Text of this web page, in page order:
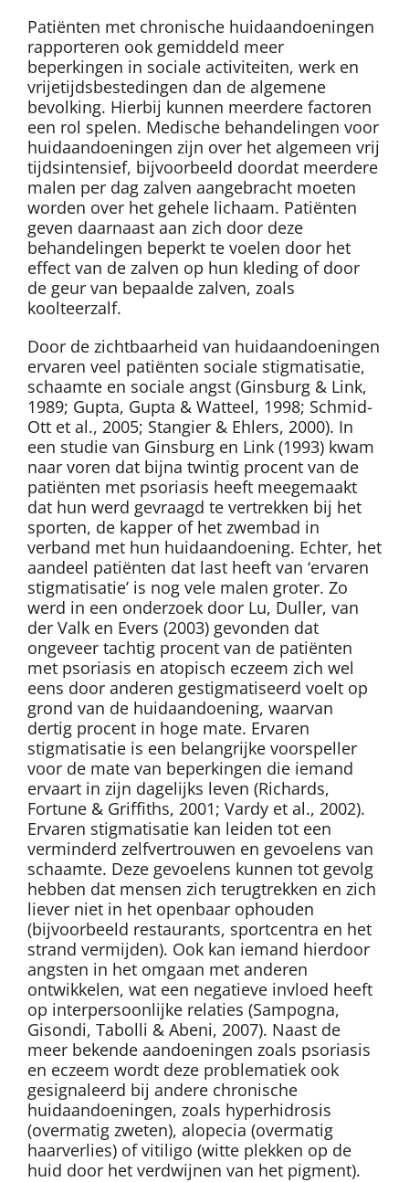
Patiënten met chronische huidaandoeningen
rapporteren ook gemiddeld meer
beperkingen in sociale activiteiten, werk en
vrijetijdsbestedingen dan de algemene
bevolking. Hierbij kunnen meerdere factoren
een rol spelen. Medische behandelingen voor
huidaandoeningen zijn over het algemeen vrij
tijdsintensief, bijvoorbeeld doordat meerdere
malen per dag zalven aangebracht moeten
worden over het gehele lichaam. Patiënten
geven daarnaast aan zich door deze
behandelingen beperkt te voelen door het
effect van de zalven op hun kleding of door
de geur van bepaalde zalven, zoals
koolteerzalf.
Door de zichtbaarheid van huidaandoeningen
ervaren veel patiënten sociale stigmatisatie,
schaamte en sociale angst (Ginsburg & Link,
1989; Gupta, Gupta & Watteel, 1998; Schmid-
Ott et al., 2005; Stangier & Ehlers, 2000). In
een studie van Ginsburg en Link (1993) kwam
naar voren dat bijna twintig procent van de
patiënten met psoriasis heeft meegemaakt
dat hun werd gevraagd te vertrekken bij het
sporten, de kapper of het zwembad in
verband met hun huidaandoening. Echter, het
aandeel patiënten dat last heeft van ‘ervaren
stigmatisatie’ is nog vele malen groter. Zo
werd in een onderzoek door Lu, Duller, van
der Valk en Evers (2003) gevonden dat
ongeveer tachtig procent van de patiënten
met psoriasis en atopisch eczeem zich wel
eens door anderen gestigmatiseerd voelt op
grond van de huidaandoening, waarvan
dertig procent in hoge mate. Ervaren
stigmatisatie is een belangrijke voorspeller
voor de mate van beperkingen die iemand
ervaart in zijn dagelijks leven (Richards,
Fortune & Griffiths, 2001; Vardy et al., 2002).
Ervaren stigmatisatie kan leiden tot een
verminderd zelfvertrouwen en gevoelens van
schaamte. Deze gevoelens kunnen tot gevolg
hebben dat mensen zich terugtrekken en zich
liever niet in het openbaar ophouden
(bijvoorbeeld restaurants, sportcentra en het
strand vermijden). Ook kan iemand hierdoor
angsten in het omgaan met anderen
ontwikkelen, wat een negatieve invloed heeft
op interpersoonlijke relaties (Sampogna,
Gisondi, Tabolli & Abeni, 2007). Naast de
meer bekende aandoeningen zoals psoriasis
en eczeem wordt deze problematiek ook
gesignaleerd bij andere chronische
huidaandoeningen, zoals hyperhidrosis
(overmatig zweten), alopecia (overmatig
haarverlies) of vitiligo (witte plekken op de
huid door het verdwijnen van het pigment).